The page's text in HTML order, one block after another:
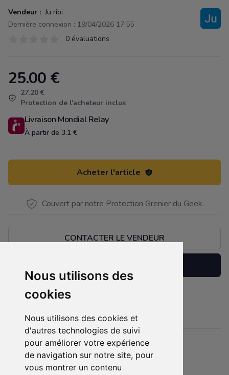
Nous utilisons des
cookies
Nous utilisons des cookies et
d'autres technologies de suivi
pour améliorer votre expérience
de navigation sur notre site, pour
vous montrer un contenu
Vendeur : Ju ribi
Dernière connexion : 19/04/2026 17:55
0 évaluations
Product information
25.00 €
27.20 €
Protection de l'acheteur inclus
Livraison Mondial Relay
À partir de 3.1 €
Acheter l'article
Couvert par notre Protection Grenier du Geek.
CONTACTER LE VENDEUR
Figurine Wham shell
Détails
Etat : 4 sur 5 étoiles
- Bonne condition